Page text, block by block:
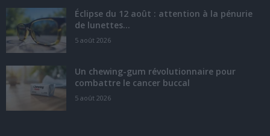
Éclipse du 12 août : attention à la pénurie
de lunettes...
5 août 2026
Un chewing-gum révolutionnaire pour
combattre le cancer buccal
5 août 2026